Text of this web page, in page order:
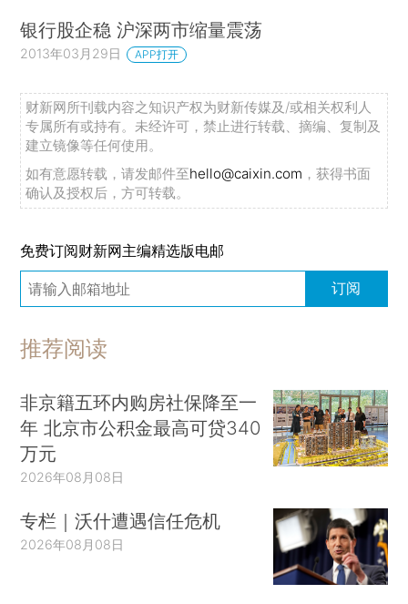
银行股企稳 沪深两市缩量震荡
2013年03月29日 APP打开
财新网所刊载内容之知识产权为财新传媒及/或相关权利人
专属所有或持有。未经许可，禁止进行转载、摘编、复制及
建立镜像等任何使用。
如有意愿转载，请发邮件至hello@caixin.com ，获得书面
确认及授权后，方可转载。
免费订阅财新网主编精选版电邮
订阅
推荐阅读
非京籍五环内购房社保降至一
年 北京市公积金最高可贷340
万元
2026年08月08日
专栏｜沃什遭遇信任危机
2026年08月08日